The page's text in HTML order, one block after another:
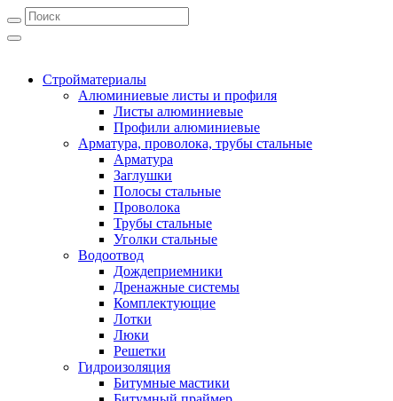
Стройматериалы
Алюминиевые листы и профиля
Листы алюминиевые
Профили алюминиевые
Арматура, проволока, трубы стальные
Арматура
Заглушки
Полосы стальные
Проволока
Трубы стальные
Уголки стальные
Водоотвод
Дождеприемники
Дренажные системы
Комплектующие
Лотки
Люки
Решетки
Гидроизоляция
Битумные мастики